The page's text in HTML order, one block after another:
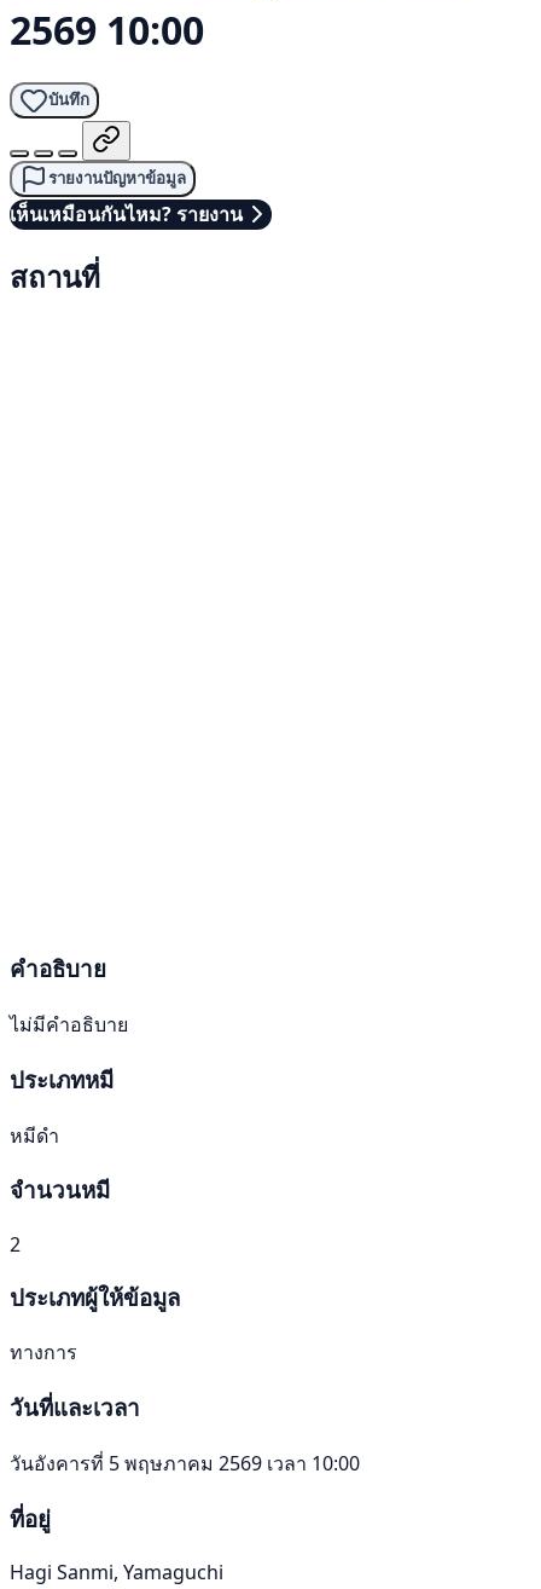
2569 10:00
บันทึก
รายงานปัญหาข้อมูล
เห็นเหมือนกันไหม? รายงาน
สถานที่
คำอธิบาย
ไม่มีคำอธิบาย
ประเภทหมี
หมีดำ
จำนวนหมี
2
ประเภทผู้ให้ข้อมูล
ทางการ
วันที่และเวลา
วันอังคารที่ 5 พฤษภาคม 2569 เวลา 10:00
ที่อยู่
Hagi Sanmi, Yamaguchi